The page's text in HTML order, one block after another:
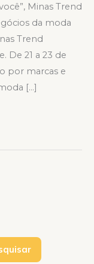
Minas Trend
da moda
Trend
De 21 a 23 de
por marcas e
[…]